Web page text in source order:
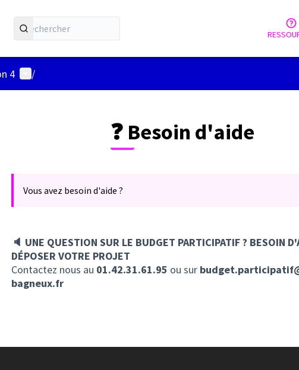
4 Menu utilisateur
/
❓ Besoin d'aide
Vous avez besoin d'aide ?
🔈 UNE QUESTION SUR LE BUDGET PARTICIPATIF ? BESOIN
DÉPOSER VOTRE PROJET
Contactez nous au 01.42.31.61.95 ou sur
bagneux.fr